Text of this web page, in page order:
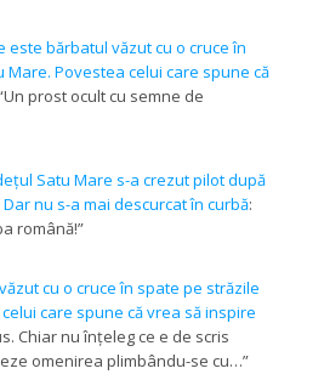
este bărbatul văzut cu o cruce în
Mare. Povestea celui care spune că
Un prost ocult cu semne de
Satu Mare s-a crezut pilot după
nu s-a mai descurcat în curbă:
română!”
cu o cruce în spate pe străzile
care spune că vrea să inspire
Chiar nu înțeleg ce e de scris
omenirea plimbându-se cu…”